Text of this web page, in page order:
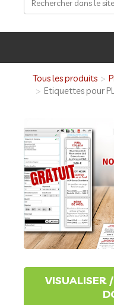
Tous les produits
Etiquettes pour